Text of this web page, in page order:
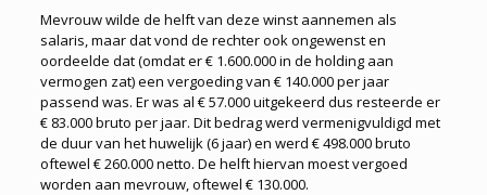
Mevrouw wilde de helft van deze winst aan­nemen als
salaris, maar dat vond de rechter ook ongewenst en
oordeelde dat (omdat er € 1.600.000 in de holding aan
vermogen zat) een vergoeding van € 140.000 per jaar
passend was. Er was al € 57.000 uitgekeerd dus resteerde er
€ 83.000 bruto per jaar. Dit bedrag werd vermenigvuldigd met
de duur van het huwelijk (6 jaar) en werd € 498.000 bruto
oftewel € 260.000 netto. De helft hiervan moest vergoed
worden aan mevrouw, oftewel € 130.000.